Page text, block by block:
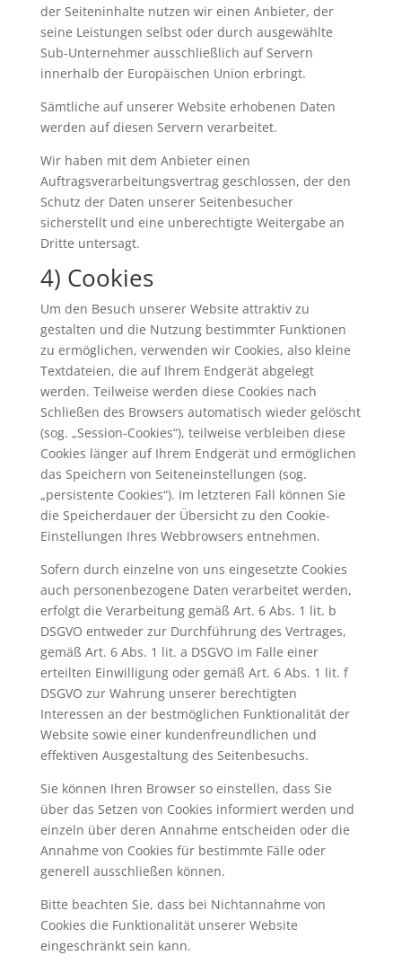
der Seiteninhalte nutzen wir einen Anbieter, der
seine Leistungen selbst oder durch ausgewählte
Sub-Unternehmer ausschließlich auf Servern
innerhalb der Europäischen Union erbringt.
Sämtliche auf unserer Website erhobenen Daten
werden auf diesen Servern verarbeitet.
Wir haben mit dem Anbieter einen
Auftragsverarbeitungsvertrag geschlossen, der den
Schutz der Daten unserer Seitenbesucher
sicherstellt und eine unberechtigte Weitergabe an
Dritte untersagt.
4) Cookies
Um den Besuch unserer Website attraktiv zu
gestalten und die Nutzung bestimmter Funktionen
zu ermöglichen, verwenden wir Cookies, also kleine
Textdateien, die auf Ihrem Endgerät abgelegt
werden. Teilweise werden diese Cookies nach
Schließen des Browsers automatisch wieder gelöscht
(sog. „Session-Cookies“), teilweise verbleiben diese
Cookies länger auf Ihrem Endgerät und ermöglichen
das Speichern von Seiteneinstellungen (sog.
„persistente Cookies“). Im letzteren Fall können Sie
die Speicherdauer der Übersicht zu den Cookie-
Einstellungen Ihres Webbrowsers entnehmen.
Sofern durch einzelne von uns eingesetzte Cookies
auch personenbezogene Daten verarbeitet werden,
erfolgt die Verarbeitung gemäß Art. 6 Abs. 1 lit. b
DSGVO entweder zur Durchführung des Vertrages,
gemäß Art. 6 Abs. 1 lit. a DSGVO im Falle einer
erteilten Einwilligung oder gemäß Art. 6 Abs. 1 lit. f
DSGVO zur Wahrung unserer berechtigten
Interessen an der bestmöglichen Funktionalität der
Website sowie einer kundenfreundlichen und
effektiven Ausgestaltung des Seitenbesuchs.
Sie können Ihren Browser so einstellen, dass Sie
über das Setzen von Cookies informiert werden und
einzeln über deren Annahme entscheiden oder die
Annahme von Cookies für bestimmte Fälle oder
generell ausschließen können.
Bitte beachten Sie, dass bei Nichtannahme von
Cookies die Funktionalität unserer Website
eingeschränkt sein kann.